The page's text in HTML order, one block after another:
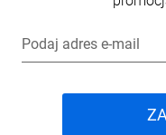
Podaj adres e-mail